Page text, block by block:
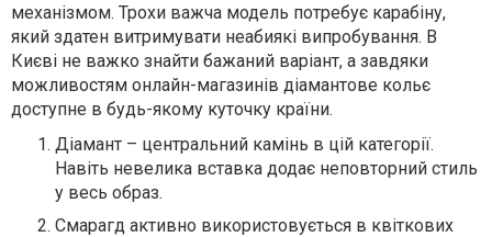
механізмом. Трохи важча модель потребує карабіну,
який здатен витримувати неабиякі випробування. В
Києві не важко знайти бажаний варіант, а завдяки
можливостям онлайн-магазинів діамантове кольє
доступне в будь-якому куточку країни.
Діамант – центральний камінь в цій категорії.
Навіть невелика вставка додає неповторний стиль
у весь образ.
Смарагд активно використовується в квіткових